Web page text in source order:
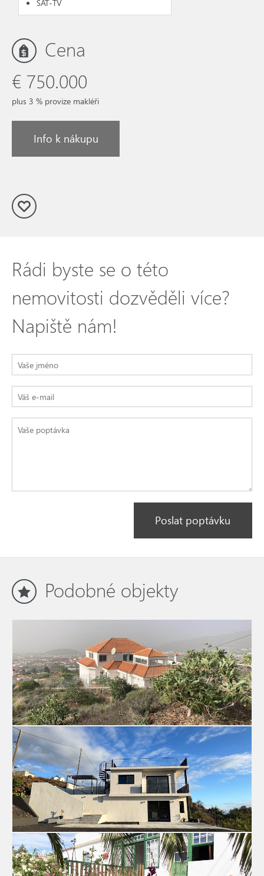
Cena
€ 750.000
plus 3 % provize makléři
Info k nákupu
Rádi byste se o této
nemovitosti dozvěděli více?
Napiště nám!
Poslat poptávku
Podobné objekty
venkovský dum 3499 La Palma
venkovský dum 4460 La Palma